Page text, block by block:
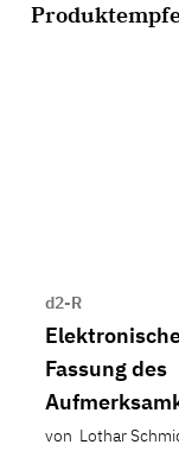
d2-R
Fassung des
und
von Lothar